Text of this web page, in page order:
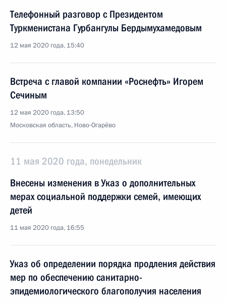
Телефонный разговор с Президентом
Туркменистана Гурбангулы Бердымухамедовым
12 мая 2020 года, 15:40
Встреча с главой компании «Роснефть» Игорем
Сечиным
12 мая 2020 года, 13:50
Московская область, Ново-Огарёво
11 мая 2020 года, понедельник
Внесены изменения в Указ о дополнительных
мерах социальной поддержки семей, имеющих
детей
11 мая 2020 года, 16:55
Указ об определении порядка продления действия
мер по обеспечению санитарно-
эпидемиологического благополучия населения